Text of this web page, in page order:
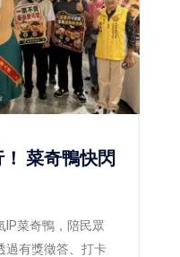
菜奇鴨快閃
IP菜奇鴨，陪民眾
過有獎徵答、打卡